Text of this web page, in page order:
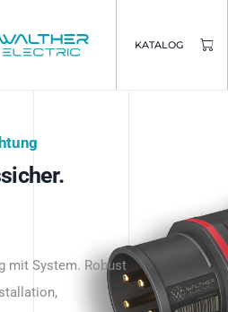
KATALOG
hier.
mit System. Robust
und